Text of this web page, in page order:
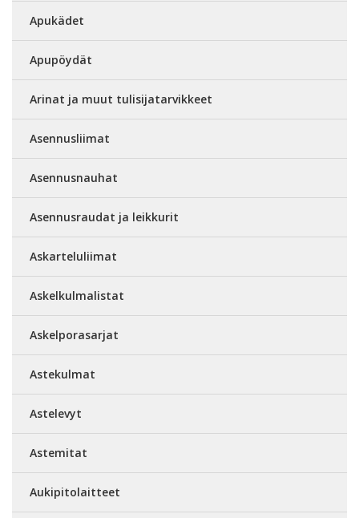
Apukädet
Apupöydät
Arinat ja muut tulisijatarvikkeet
Asennusliimat
Asennusnauhat
Asennusraudat ja leikkurit
Askarteluliimat
Askelkulmalistat
Askelporasarjat
Astekulmat
Astelevyt
Astemitat
Aukipitolaitteet